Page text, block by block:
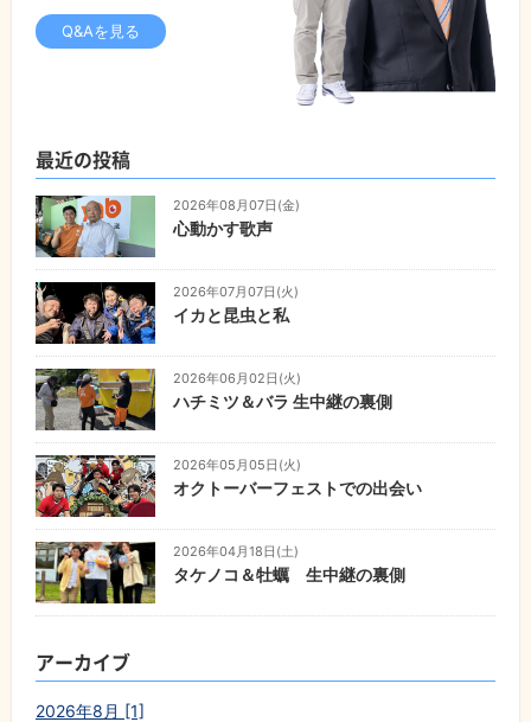
Q&Aを見る
最近の投稿
2026年08月07日(金)
心動かす歌声
2026年07月07日(火)
イカと昆虫と私
2026年06月02日(火)
ハチミツ＆バラ 生中継の裏側
2026年05月05日(火)
オクトーバーフェストでの出会い
2026年04月18日(土)
タケノコ＆牡蠣 生中継の裏側
アーカイブ
2026年8月 [1]